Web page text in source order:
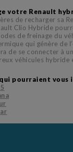
votre Renault
de recharger sa
Clio Hybride
de freinage du
qui génère de
de se connecter à
véhicules hybride
pourraient vous